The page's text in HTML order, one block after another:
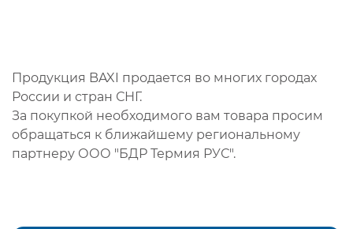
Продукция BAXI продается во многих городах
России и стран СНГ.
За покупкой необходимого вам товара просим
обращаться к ближайшему региональному
партнеру ООО "БДР Термия РУС".